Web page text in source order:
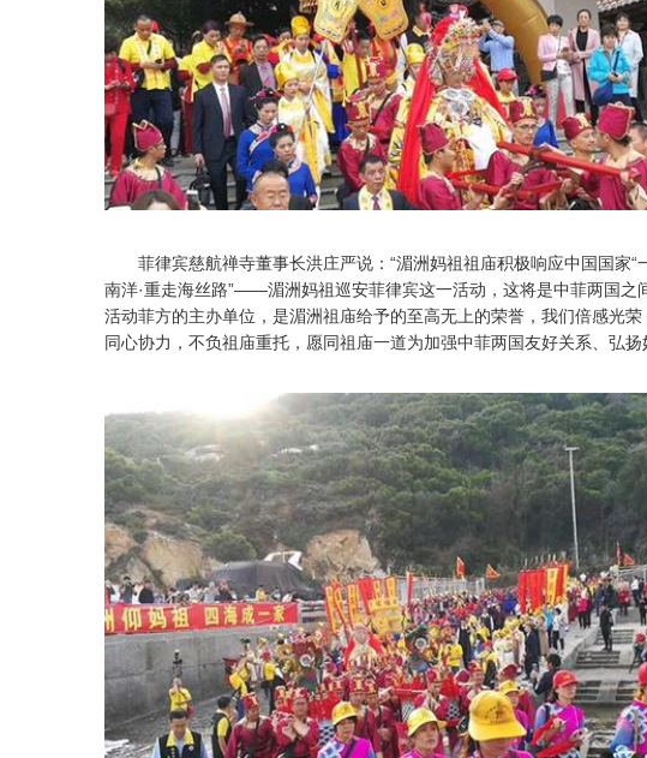
菲律宾慈航禅寺董事长洪庄严说：“湄洲妈祖祖庙积极响应中国国家“
南洋·重走海丝路”——湄洲妈祖巡安菲律宾这一活动，这将是中菲两国
活动菲方的主办单位，是湄洲祖庙给予的至高无上的荣誉，我们倍感光
同心协力，不负祖庙重托，愿同祖庙一道为加强中菲两国友好关系、弘